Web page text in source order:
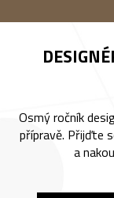
Osmý ročník
přípravě. Přijďte
a